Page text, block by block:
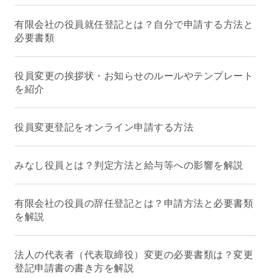
有限会社の役員就任登記とは？自分で申請する方法と
必要書類
役員変更の挨拶状・お知らせのルールやテンプレート
を紹介
役員変更登記をオンライン申請する方法
みなし役員とは？判定方法と給与等への影響を解説
有限会社の役員の辞任登記とは？申請方法と必要書類
を解説
法人の代表者（代表取締役）変更の必要書類は？変更
登記申請書の書き方を解説